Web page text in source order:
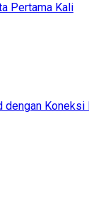
Pertama Kali
dengan